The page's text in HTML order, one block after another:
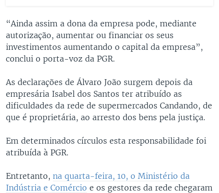
“Ainda assim a dona da empresa pode, mediante
autorização, aumentar ou financiar os seus
investimentos aumentando o capital da empresa”,
conclui o porta-voz da PGR.
As declarações de Álvaro João surgem depois da
empresária Isabel dos Santos ter atribuído as
dificuldades da rede de supermercados Candando, de
que é proprietária, ao arresto dos bens pela justiça.
Em determinados círculos esta responsabilidade foi
atribuída à PGR.
Entretanto, na quarta-feira, 10, o Ministério da
Indústria e Comércio e os gestores da rede chegaram